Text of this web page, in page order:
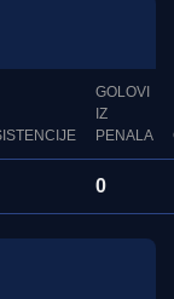
GOLOVI
IZ
PENALA
0